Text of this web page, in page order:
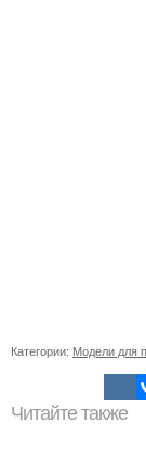
Категории: Модели для
Читайте также